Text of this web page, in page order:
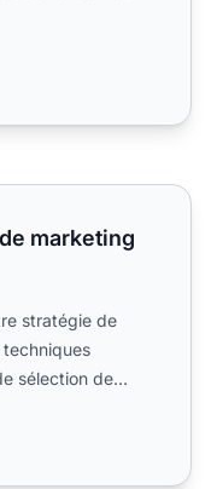
affiliation
marketing
stratégie de
sélection de